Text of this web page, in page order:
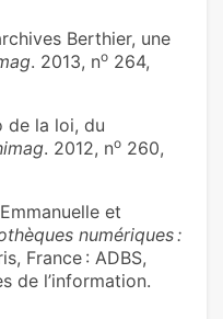
Berthier, une
. 2013, no 264,
de la loi, du
. 2012, no 260,
et
numériques :
France : ADBS,
de l’information.